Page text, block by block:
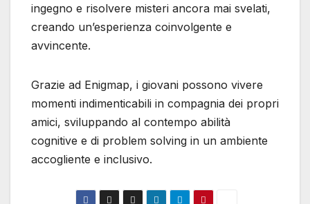
ingegno e risolvere misteri ancora mai svelati,
creando un’esperienza coinvolgente e
avvincente.
Grazie ad Enigmap, i giovani possono vivere
momenti indimenticabili in compagnia dei propri
amici, sviluppando al contempo abilità
cognitive e di problem solving in un ambiente
accogliente e inclusivo.